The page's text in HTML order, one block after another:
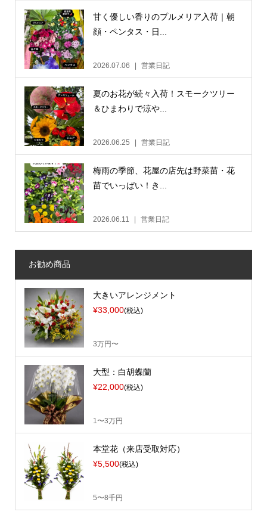
甘く優しい香りのプルメリア入荷｜朝
顔・ペンタス・日...
2026.07.06 営業日記
夏のお花が続々入荷！スモークツリー
＆ひまわりで涼や...
2026.06.25 営業日記
梅雨の季節、花屋の店先は野菜苗・花
苗でいっぱい！き...
2026.06.11 営業日記
お勧め商品
大きいアレンジメント
¥33,000(税込)
3万円〜
大型：白胡蝶蘭
¥22,000(税込)
1〜3万円
本堂花（来店受取対応）
¥5,500(税込)
5〜8千円